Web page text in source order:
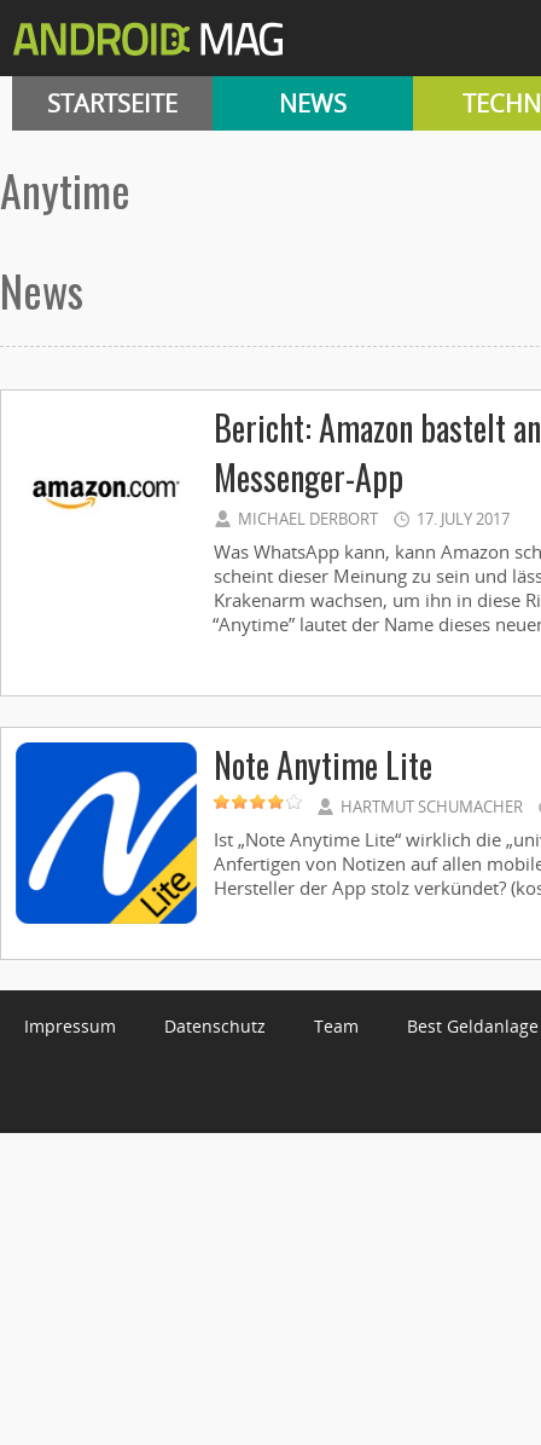
STARTSEITE NEWS
anytime
News
Bericht: Amazon bastelt
Messenger-App
MICHAEL DERBORT 17. JULY 2017
Was WhatsApp kann, kann Amazon
scheint dieser Meinung zu sein und
Krakenarm wachsen, um ihn in diese
“Anytime” lautet der Name dieses
Note Anytime Lite
HARTMUT SCHUMACHER
Ist „Note Anytime Lite“ wirklich die
Anfertigen von Notizen auf allen
Hersteller der App stolz verkündet?
Impressum Datenschutz Team Best Geldanlage